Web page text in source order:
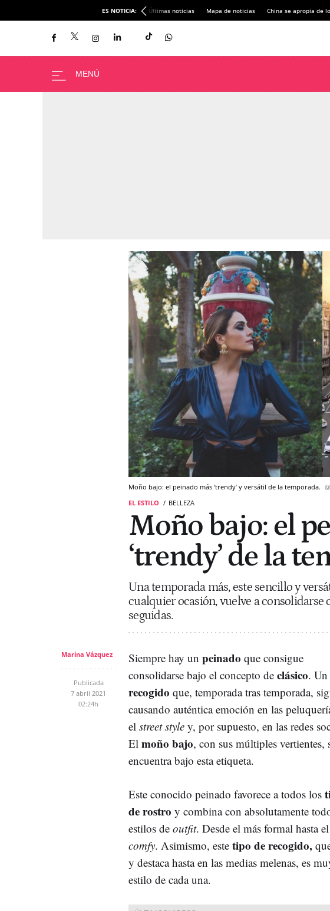
ES NOTICIA: Últimas noticias Mapa de noticias China se apropia de
Moño bajo: el peinado más ‘trendy’ y versátil de la temporada.
EL ESTILO
BELLEZA
Moño bajo: el
‘trendy’ de la
Una temporada más, este sencillo y
cualquier ocasión, vuelve a consolidarse
seguidas.
Marina Vázquez
Publicada
7 abril 2021
02:24h
Siempre hay un peinado que consigue
consolidarse bajo el concepto de clásico. Un
recogido que, temporada tras temporada,
causando auténtica emoción en las
el street style y, por supuesto, en las redes
El moño bajo, con sus múltiples vertientes,
encuentra bajo esta etiqueta.
Este conocido peinado favorece a todos los
de rostro y combina con absolutamente
estilos de outfit. Desde el más formal hasta
comfy. Asimismo, este tipo de recogido,
y destaca hasta en las medias melenas, es
estilo de cada una.